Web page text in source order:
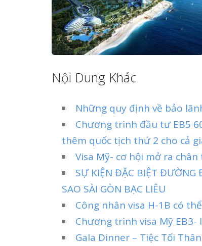
Nội Dung Khác
Những quy định về bảo
Chương trình đầu tư EB5
thêm quốc tịch thứ 2 cho cả
Visa Mỹ- cơ hội mở ra
SỰ KIỆN ĐẶC BIỆT ĐƯỜNG
SAO SÀI GÒN BẠC LIÊU
Công nhân visa H-1B có
Chương trình visa Mỹ
Gala Dinner – Tiệc Tối